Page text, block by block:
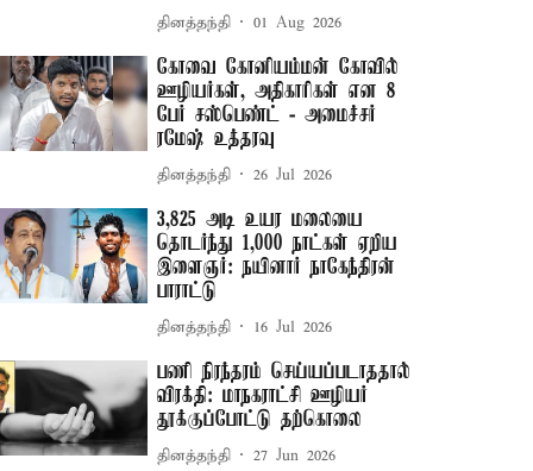
தினத்தந்தி 01 Aug 2026
கோவை கோனியம்மன் கோவில்
ஊழியர்கள், அதிகாரிகள் என 8
பேர் சஸ்பெண்ட் - அமைச்சர்
ரமேஷ் உத்தரவு
தினத்தந்தி 26 Jul 2026
3,825 அடி உயர மலையை
தொடர்ந்து 1,000 நாட்கள் ஏறிய
இளைஞர்: நயினார் நாகேந்திரன்
பாராட்டு
தினத்தந்தி 16 Jul 2026
பணி நிரந்தரம் செய்யப்படாததால்
விரக்தி: மாநகராட்சி ஊழியர்
தூக்குப்போட்டு தற்கொலை
தினத்தந்தி 27 Jun 2026